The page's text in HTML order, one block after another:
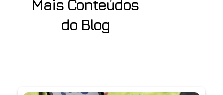
Mais Conteúdos
do Blog